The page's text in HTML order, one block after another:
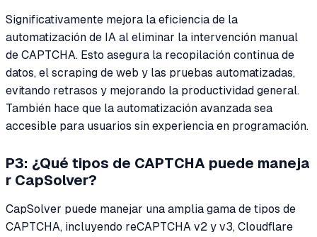
Significativamente mejora la eficiencia de la
automatización de IA al eliminar la intervención manual
de CAPTCHA. Esto asegura la recopilación continua de
datos, el scraping de web y las pruebas automatizadas,
evitando retrasos y mejorando la productividad general.
También hace que la automatización avanzada sea
accesible para usuarios sin experiencia en programación.
P3: ¿Qué tipos de CAPTCHA puede maneja
r CapSolver?
CapSolver puede manejar una amplia gama de tipos de
CAPTCHA, incluyendo reCAPTCHA v2 y v3, Cloudflare